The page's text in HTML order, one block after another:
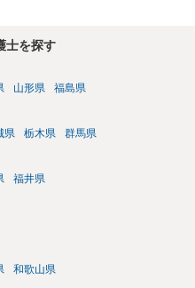
士を探す
山形県 福島県
県 栃木県 群馬県
福井県
和歌山県